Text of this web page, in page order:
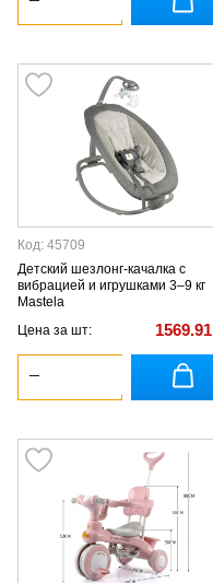
Код: 45709
Детский шезлонг-качалка с
вибрацией и игрушками 3–9 кг
Mastela
Цена за шт:
1569.91